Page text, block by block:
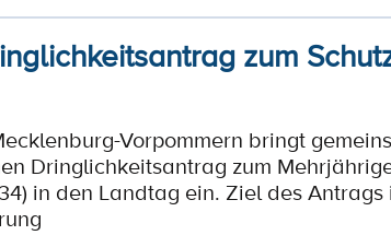
zum
Vorpommern bringt
Dringlichkeitsantrag zum
in den Landtag ein. Ziel des